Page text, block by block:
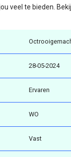
veel te bieden.
28-05-2024
Ervaren
WO
Vast